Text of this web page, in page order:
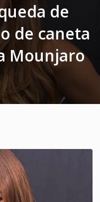
de
de caneta
Mounjaro